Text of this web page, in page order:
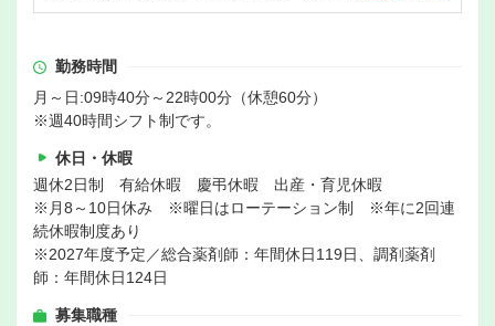
勤務時間
月～日:09時40分～22時00分（休憩60分）
※週40時間シフト制です。
休日・休暇
週休2日制 有給休暇 慶弔休暇 出産・育児休暇
※月8～10日休み ※曜日はローテーション制 ※年に2回連
続休暇制度あり
※2027年度予定／総合薬剤師：年間休日119日、調剤薬剤
師：年間休日124日
募集職種